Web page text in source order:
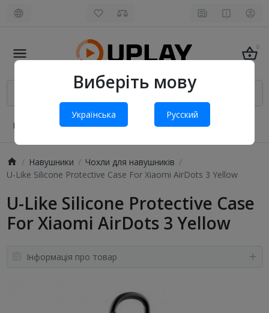
Виберіть мову
Українська Русский
0
Про нас Оплата і доставка Обмін та повернення
Навушники
Чохли для навушників
U-Like Silicone Protective Case For Xiaomi AirDots 3 Yellow
U-Like Silicone Protective Case
For Xiaomi AirDots 3 Yellow
Інформація про товар